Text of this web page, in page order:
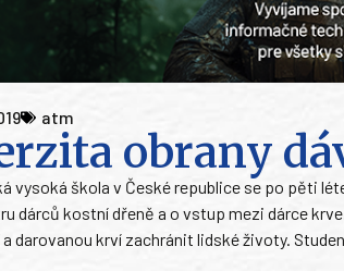
atm
obrany
vysoká škola v České republice se po pěti
dárců kostní dřeně a o vstup mezi dárce
darovanou krví zachránit lidské životy.